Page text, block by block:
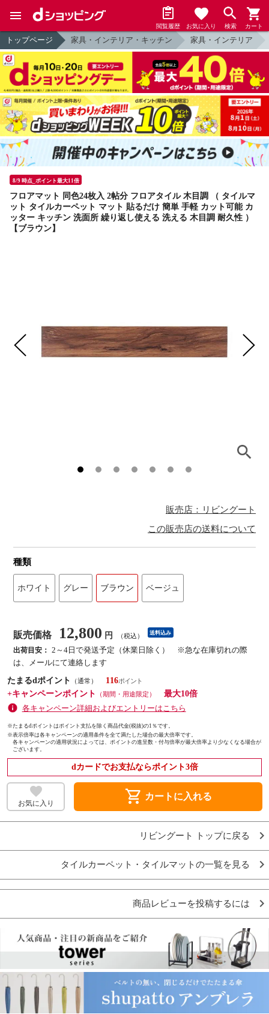
閲覧履歴 お気に入り 検索 カート
トップページ 家具・インテリア・キッチン 家具・インテリア
8/9 時点_ポイント最大11倍
フロアマット 同色24枚入 2帖分 フロアタイル 木目調 （ タイルマ
ット タイルカーペット マット 貼るだけ 簡単 手軽 カット可能 カ
ッター キッチン 洗面所 繰り返し使える 洗える 木目調 耐久性 ）
【ブラウン】
販売店：リビングート
この販売店の送料について
種類
ホワイト グレー ブラウン ベージュ
販売価格 12,800 円 （税込） 送料込み
出荷目安： 2～4日で発送予定（休業日除く） ※急な在庫切れの際
は、メールにて連絡します
たまるdポイント
（通常）
116
+キャンペーンポイント
（期間・用途限定）
最大10倍
各キャンペーン詳細およびエントリーはこちら
※たまるdポイントはポイント支払を除く商品代金(税抜)の1％です。
※表示倍率は各キャンペーンの適用条件を全て満たした場合の最大倍率です。
各キャンペーンの適用状況によっては、ポイントの進呈数・付与倍率が最大倍率より少なくなる場合が
ございます。
dカードでお支払ならポイント3倍
お気に入り shopping_cart カートに入れる
リビングート トップに戻る
タイルカーペット・タイルマットの一覧を見る
商品レビューを投稿するには